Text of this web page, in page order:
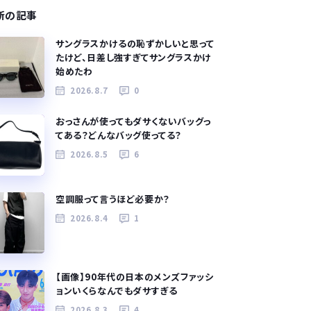
の記事
サングラスかけるの恥ずかしいと思って
たけど、日差し強すぎてサングラスかけ
始めたわ
2026.8.7 0
おっさんが使ってもダサくないバッグっ
てある？どんなバッグ使ってる？
2026.8.5 6
空調服って言うほど必要か？
2026.8.4 1
【画像】90年代の日本のメンズファッシ
ョンいくらなんでもダサすぎる